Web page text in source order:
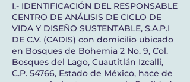
I.- IDENTIFICACIÓN DEL RESPONSABLE
CENTRO DE ANÁLISIS DE CICLO DE
VIDA Y DISEÑO SUSTENTABLE, S.A.P.I
DE C.V. (CADIS) con domicilio ubicado
en Bosques de Bohemia 2 No. 9, Col.
Bosques del Lago, Cuautitlán Izcalli,
C.P. 54766, Estado de México, hace de